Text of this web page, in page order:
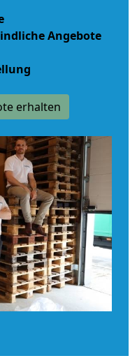
Angebote
erhalten